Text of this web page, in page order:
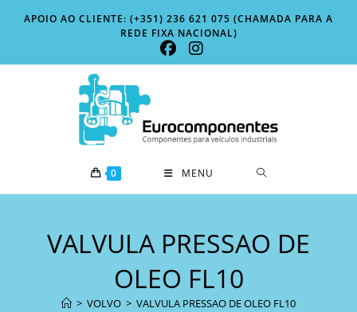
APOIO AO CLIENTE: (+351) 236 621 075 (CHAMADA PARA A
REDE FIXA NACIONAL)
0 MENU
VALVULA PRESSAO DE
OLEO FL10
> VOLVO > VALVULA PRESSAO DE OLEO FL10